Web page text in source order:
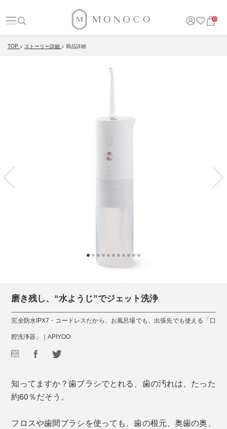
0
TOP ストーリー詳細 商品詳細
磨き残し、“水ようじ”でジェット洗浄
完全防水IPX7・コードレスだから、お風呂場でも、出張先でも使える「口
腔洗浄器」｜APIYOO
知ってますか？歯ブラシでとれる、歯の汚れは、たった
約60％だそう。
フロスや歯間ブラシを使っても、歯の根元、奥歯の奥、